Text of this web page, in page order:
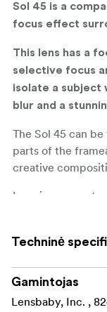
Sol 45 is a
focus effect
This lens has a
selective focus
isolate a subject
blur and a
The Sol 45 can
parts of the
creative
Lens is compact
groups with anti-
Angle of Tilt:
Techninė
Gamintojas
Lensbaby, Inc. ,